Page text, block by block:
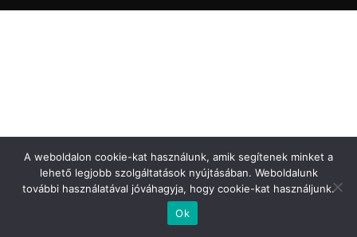
A weboldalon cookie-kat használunk, amik segítenek minket a
lehető legjobb szolgáltatások nyújtásában. Weboldalunk
további használatával jóváhagyja, hogy cookie-kat használjunk.
Ok